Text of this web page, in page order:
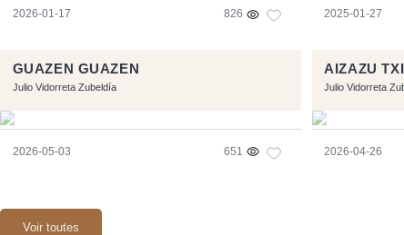
2026-01-17 826 2025-01-27
GUAZEN GUAZEN
Julio Vidorreta Zubeldía
2026-05-03 651
AIZAZU
Julio Vidorreta
2026-04-26
Voir toutes